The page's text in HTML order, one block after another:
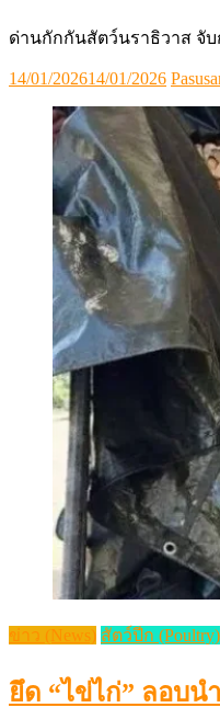
ด่านกักกันสัตว์นราธิวาส จั
Posted
14/01/202614/01/2026 Author
ข่าว (News) สัตว์ปีก (Poultry)
ยึด “ไข่ไก่” ลอบน